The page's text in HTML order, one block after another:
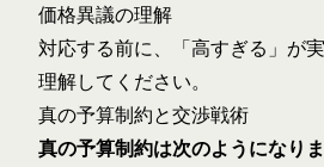
価格異議の理解
対応する前に、「高すぎる」が
理解してください。
真の予算制約と交渉戦術
真の予算制約は次のようになり